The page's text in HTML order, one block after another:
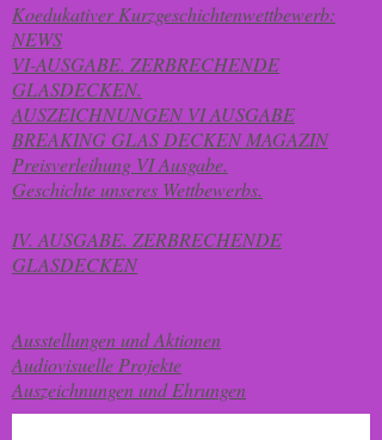
Koedukativer Kurzgeschichtenwettbewerb:
NEWS
VI-AUSGABE. ZERBRECHENDE
GLASDECKEN.
AUSZEICHNUNGEN VI AUSGABE
BREAKING GLAS DECKEN MAGAZIN
Preisverleihung VI Ausgabe.
Geschichte unseres Wettbewerbs.
IV. AUSGABE. ZERBRECHENDE
GLASDECKEN
Ausstellungen und Aktionen
Audiovisuelle Projekte
Auszeichnungen und Ehrungen